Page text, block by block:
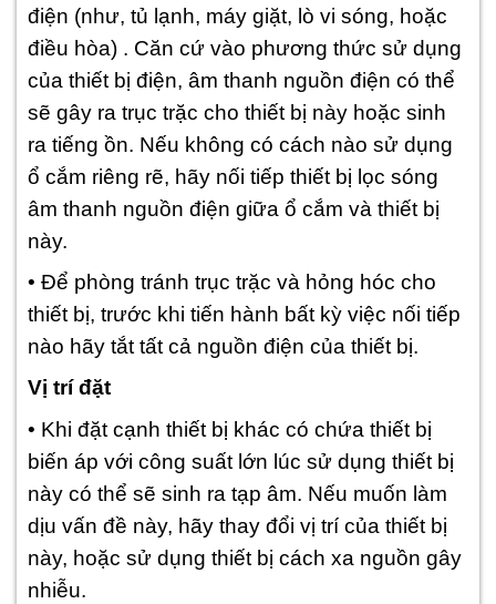
điện (như, tủ lạnh, máy giặt, lò vi sóng, hoặc
điều hòa) . Căn cứ vào phương thức sử dụng
của thiết bị điện, âm thanh nguồn điện có thể
sẽ gây ra trục trặc cho thiết bị này hoặc sinh
ra tiếng ồn. Nếu không có cách nào sử dụng
ổ cắm riêng rẽ, hãy nối tiếp thiết bị lọc sóng
âm thanh nguồn điện giữa ổ cắm và thiết bị
này.
• Để phòng tránh trục trặc và hỏng hóc cho
thiết bị, trước khi tiến hành bất kỳ việc nối tiếp
nào hãy tắt tất cả nguồn điện của thiết bị.
Vị trí đặt
• Khi đặt cạnh thiết bị khác có chứa thiết bị
biến áp với công suất lớn lúc sử dụng thiết bị
này có thể sẽ sinh ra tạp âm. Nếu muốn làm
dịu vấn đề này, hãy thay đổi vị trí của thiết bị
này, hoặc sử dụng thiết bị cách xa nguồn gây
nhiễu.